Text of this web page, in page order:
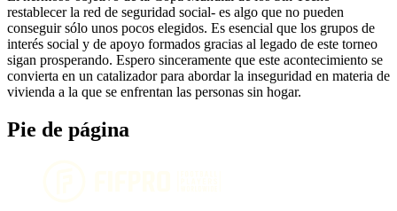
restablecer la red de seguridad social- es algo que no pueden
conseguir sólo unos pocos elegidos. Es esencial que los grupos de
interés social y de apoyo formados gracias al legado de este torneo
sigan prosperando. Espero sinceramente que este acontecimiento se
convierta en un catalizador para abordar la inseguridad en materia de
vivienda a la que se enfrentan las personas sin hogar.
Pie de página